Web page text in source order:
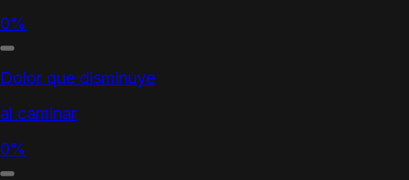
0%
Dolor que disminuye
al caminar
0%